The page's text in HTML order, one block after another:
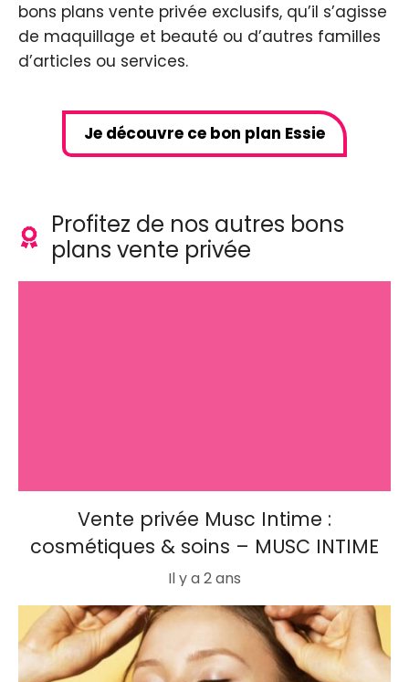
bons plans vente privée exclusifs, qu’il s’agisse
de maquillage et beauté ou d’autres familles
d’articles ou services.
Je découvre ce bon plan Essie
Profitez de nos autres bons
plans vente privée
Vente privée Musc Intime :
cosmétiques & soins – MUSC INTIME
Il y a 2 ans